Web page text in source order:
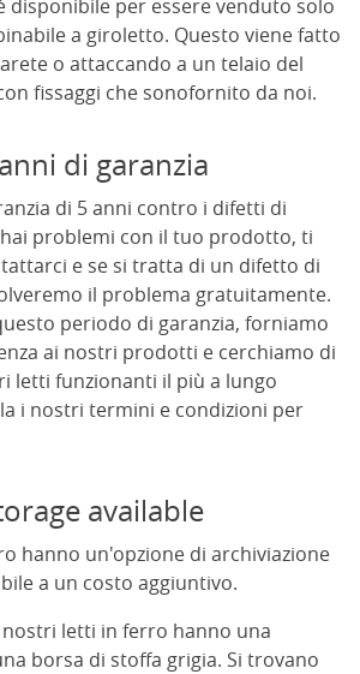
disponibile per essere venduto solo
a giroletto. Questo viene fatto
o attaccando a un telaio del
fissaggi che sonofornito da noi.
di garanzia
di 5 anni contro i difetti di
problemi con il tuo prodotto, ti
e se si tratta di un difetto di
il problema gratuitamente.
periodo di garanzia, forniamo
ai nostri prodotti e cerchiamo di
letti funzionanti il più a lungo
i nostri termini e condizioni per
available
hanno un'opzione di archiviazione
a un costo aggiuntivo.
letti in ferro hanno una
borsa di stoffa grigia. Si trovano